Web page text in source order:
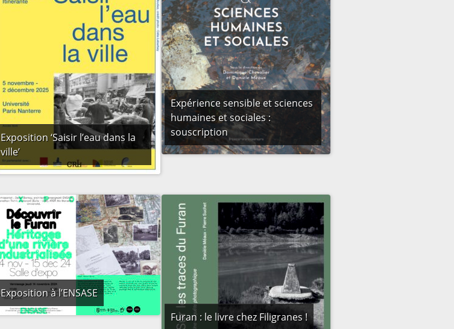
Exposition ‘Saisir l’eau dans la
ville’
Expérience sensible et sciences
humaines et sociales :
souscription
Exposition à l’ENSASE
Furan : le livre chez Filigranes !